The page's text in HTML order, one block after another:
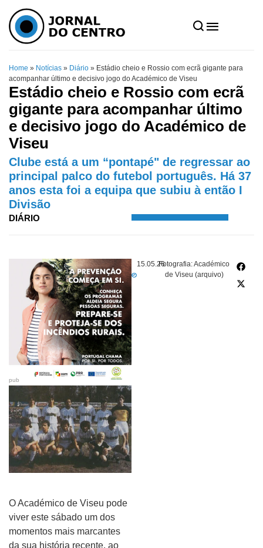
Home » Notícias » Diário » Estádio cheio e Rossio com ecrã gigante para
acompanhar último e decisivo jogo do Académico de Viseu
Estádio cheio e Rossio com ecrã
gigante para acompanhar último
e decisivo jogo do Académico de
Viseu
Clube está a um “pontapé" de regressar ao
principal palco do futebol português. Há 37
anos esta foi a equipa que subiu à então I
Divisão
DIÁRIO
15.05.26Fotografia: Académico
de Viseu (arquivo)
pub
O Académico de Viseu pode
viver este sábado um dos
momentos mais marcantes
da sua história recente, ao